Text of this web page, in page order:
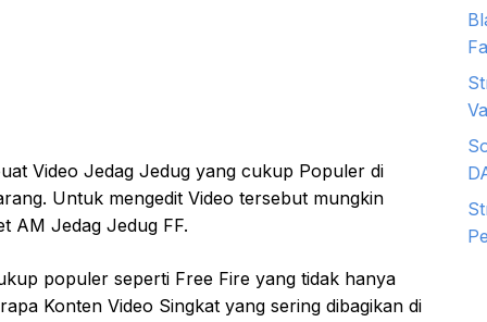
Video Jedag Jedug yang cukup Populer di
Untuk mengedit Video tersebut mungkin
AM Jedag Jedug FF.
populer seperti Free Fire yang tidak hanya
Konten Video Singkat yang sering dibagikan di